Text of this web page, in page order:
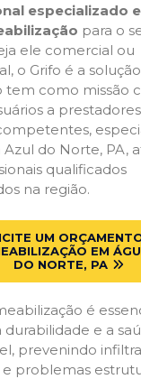
especializado
para o
ele comercial ou
o Grifo é a
tem como missão
a
do Norte, PA,
qualificados
na região.
UM
EM
DO NORTE, PA
é
durabilidade e a
prevenindo
problemas